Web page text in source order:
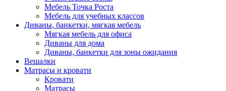
Мебель Точка Роста
Мебель для учебных классов
Диваны, банкетки, мягкая мебель
Мягкая мебель для офиса
Диваны для дома
Диваны, банкетки для зоны ожидания
Вешалки
Матрасы и кровати
Кровати
Матрасы